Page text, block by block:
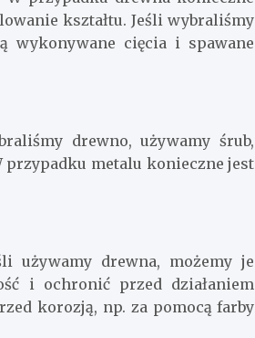
kształtu. Jeśli wybraliśmy
wykonywane cięcia i spawane
drewno, używamy śrub,
przypadku metalu konieczne jest
używamy drewna, możemy je
i ochronić przed działaniem
korozją, np. za pomocą farby